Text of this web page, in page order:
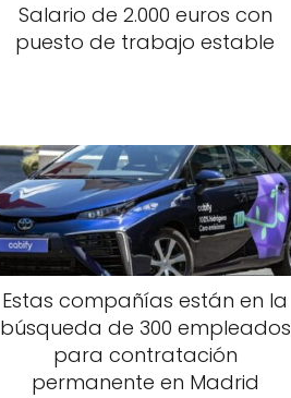
Salario de 2.000 euros con
puesto de trabajo estable
Estas compañías están en la
búsqueda de 300 empleados
para contratación
permanente en Madrid